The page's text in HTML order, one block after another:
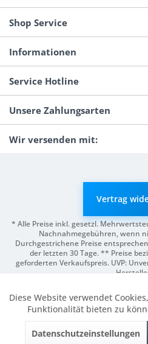
Shop Service
Informationen
Service Hotline
Unsere Zahlungsarten
Wir versenden mit:
Vertrag
* Alle Preise inkl. gesetzl.
Nachnahmegebühren, wenn
Durchgestrichene Preise
der letzten 30 Tage. ** Preise
geforderten Verkaufspreis. UVP:
Funktionale
Marketing
Diese Website verwendet
Funktionalität bieten zu
Datenschutzeinstellungen